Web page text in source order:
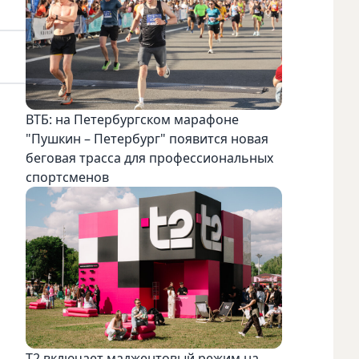
ВТБ: на Петербургском марафоне
"Пушкин – Петербург" появится новая
беговая трасса для профессиональных
спортсменов